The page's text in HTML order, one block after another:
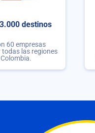
destinos
60 empresas
todas las regiones